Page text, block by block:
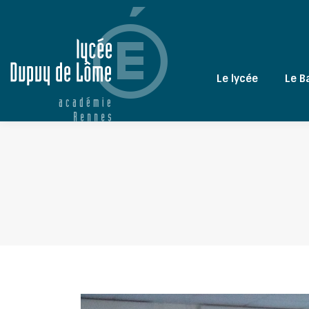
Le lycée Le